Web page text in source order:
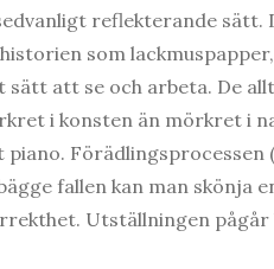
reflekterande sätt.
som
att se och arbeta. De
i konsten än mörkret i
fallen kan man skönja
Utställningen pågår